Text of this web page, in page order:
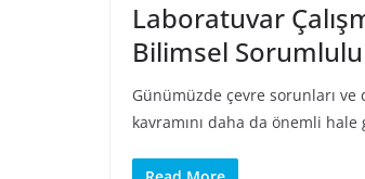
Laboratuvar
Bilimsel
Günümüzde çevre sorunları ve
kavramını daha da önemli